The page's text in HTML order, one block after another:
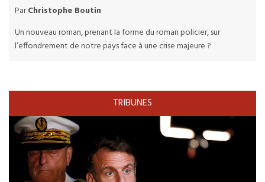
ParChristophe Boutin
Un nouveau roman, prenant la forme du roman policier, sur
l’effondrement de notre pays face à une crise majeure ?
TRIBUNES